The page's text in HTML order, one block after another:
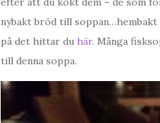
nybakt bröd till
på det hittar du här. Många
till denna soppa.